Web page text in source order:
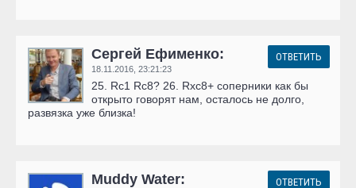
Сергей Ефименко:
18.11.2016, 23:21:23
ОТВЕТИТЬ
25. Rc1 Rc8? 26. Rxc8+ соперники как бы
открыто говорят нам, осталось не долго,
развязка уже близка!
Muddy Water: ОТВЕТИТЬ